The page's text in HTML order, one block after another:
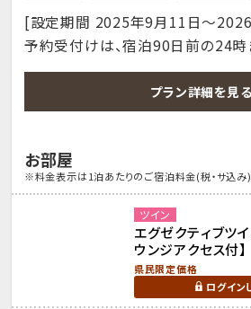
[設定期間 2025年9月11日～
予約受付けは、宿泊90日前の24時
プラン詳細を見る
お部屋
※料金表示は1泊あたりのご宿泊料金(税・サ込み)
ツイン
エグゼクティブツ
ウンジアクセス付】
県民限定価格
ログイン